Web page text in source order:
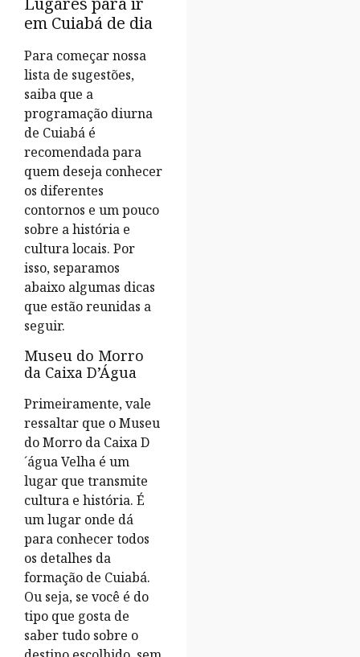
em Cuiabá de dia
Para começar nossa
lista de sugestões,
saiba que a
programação diurna
de Cuiabá é
recomendada para
quem deseja conhecer
os diferentes
contornos e um pouco
sobre a história e
cultura locais. Por
isso, separamos
abaixo algumas dicas
que estão reunidas a
seguir.
Museu do Morro
da Caixa D’Água
Primeiramente, vale
ressaltar que o Museu
do Morro da Caixa D
´água Velha é um
lugar que transmite
cultura e história. É
um lugar onde dá
para conhecer todos
os detalhes da
formação de Cuiabá.
Ou seja, se você é do
tipo que gosta de
saber tudo sobre o